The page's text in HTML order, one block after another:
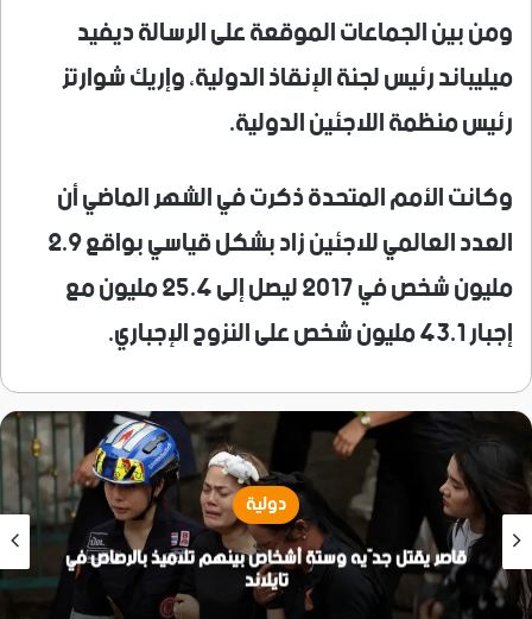
ومن بين الجماعات الموقعة على الرسالة ديفيد
ميليباند رئيس لجنة الإنقاذ الدولية، وإريك شوارتز
رئيس منظمة اللاجئين الدولية.
وكانت الأمم المتحدة ذكرت في الشهر الماضي أن
العدد العالمي للاجئين زاد بشكل قياسي بواقع 2.9
مليون شخص في 2017 ليصل إلى 25.4 مليون مع
إجبار 43.1 مليون شخص على النزوح الإجباري.
دولية
قاصر يقتل جدّيه وستة أشخاص بينهم تلاميذ بالرصاص في
تايلاند